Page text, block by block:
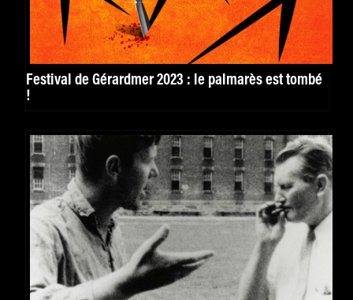
Festival de Gérardmer 2023 : le palmarès est tombé
!